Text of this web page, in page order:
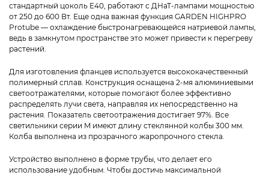
стандартный цоколь E40, работают с ДНаТ-лампами мощностью
от 250 до 600 Вт. Еще одна важная функция GARDEN HIGHPRO
Protube — охлаждение быстронагревающейся натриевой лампы,
ведь в замкнутом пространстве это может привести к перегреву
растений.
Для изготовления фланцев используется высококачественный
полимерный сплав. Конструкция оснащена 2-мя алюминиевыми
светоотражателями, которые помогают более эффективно
распределять лучи света, направляя их непосредственно на
растения. Показатель светоотражения достигает 97%. Все
светильники серии M имеют длину стеклянной колбы 300 мм.
Колба выполнена из прозрачного жаропрочного стекла.
Устройство выполнено в форме трубы, что делает его
использование удобным. Чтобы достичь максимальной